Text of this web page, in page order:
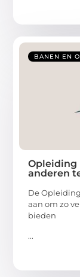
BANEN EN
Opleiding
anderen
De
aan om zo
bieden
...